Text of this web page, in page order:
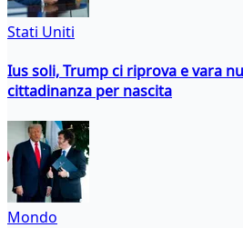
Stati Uniti
Ius soli, Trump ci riprova e vara
cittadinanza per nascita
Mondo